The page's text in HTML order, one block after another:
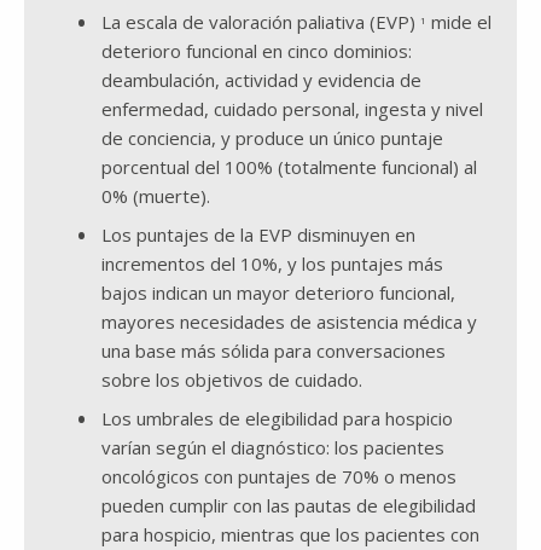
La escala de valoración paliativa (EVP) 1 mide el
deterioro funcional en cinco dominios:
deambulación, actividad y evidencia de
enfermedad, cuidado personal, ingesta y nivel
de conciencia, y produce un único puntaje
porcentual del 100% (totalmente funcional) al
0% (muerte).
Los puntajes de la EVP disminuyen en
incrementos del 10%, y los puntajes más
bajos indican un mayor deterioro funcional,
mayores necesidades de asistencia médica y
una base más sólida para conversaciones
sobre los objetivos de cuidado.
Los umbrales de elegibilidad para hospicio
varían según el diagnóstico: los pacientes
oncológicos con puntajes de 70% o menos
pueden cumplir con las pautas de elegibilidad
para hospicio, mientras que los pacientes con